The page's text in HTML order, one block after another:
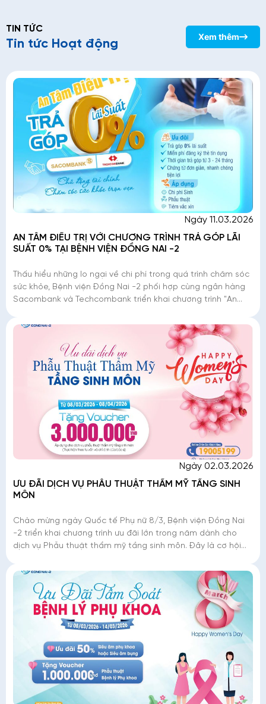
TIN TỨC
Tin tức Hoạt động
Xem thêm
Ngày 11.03.2026
AN TÂM ĐIỀU TRỊ VỚI CHƯƠNG TRÌNH TRẢ GÓP LÃI
SUẤT 0% TẠI BỆNH VIỆN ĐỒNG NAI -2
Thấu hiểu những lo ngại về chi phí trong quá trình chăm sóc
sức khỏe, Bệnh viện Đồng Nai -2 phối hợp cùng ngân hàng
Sacombank và Techcombank triển khai chương trình "An
Ngày 02.03.2026
ƯU ĐÃI DỊCH VỤ PHẪU THUẬT THẨM MỸ TẦNG SINH
MÔN
Chào mừng ngày Quốc tế Phụ nữ 8/3, Bệnh viện Đồng Nai
-2 triển khai chương trình ưu đãi lớn trong năm dành cho
dịch vụ Phẫu thuật thẩm mỹ tầng sinh môn. Đây là cơ hội